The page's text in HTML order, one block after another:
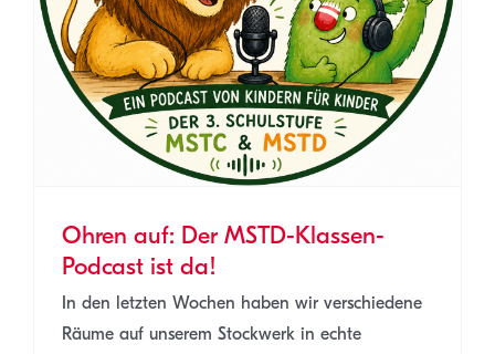
Ohren auf: Der MSTD-Klassen-
Podcast ist da!
In den letzten Wochen haben wir verschiedene
Räume auf unserem Stockwerk in echte